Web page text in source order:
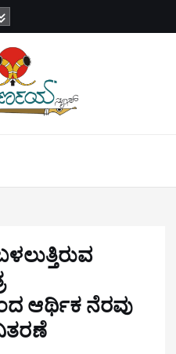
ಆರ್ಥಿಕ ನೆರವು